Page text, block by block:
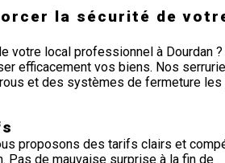
la sécurité de
votre local professionnel à Dourdan ?
efficacement vos biens. Nos
et des systèmes de fermeture les
proposons des tarifs clairs et
Pas de mauvaise surprise à la fin de